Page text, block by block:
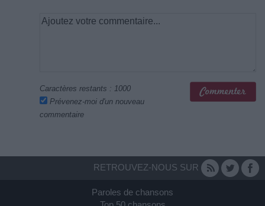
Caractères restants : 1000
Prévenez-moi d'un nouveau
commentaire
RETROUVEZ-NOUS SUR
Paroles de chansons